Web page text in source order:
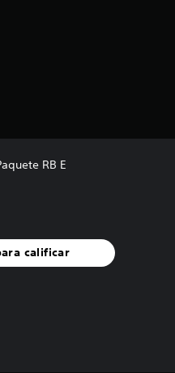
RB E
calificar